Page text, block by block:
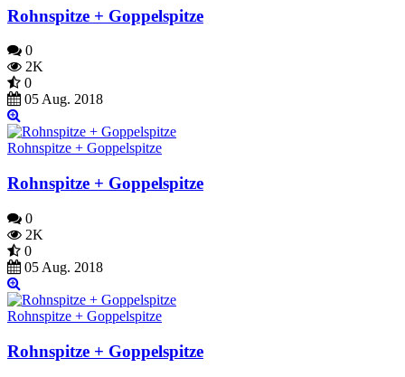
Rohnspitze + Goppelspitze
0
2K
0
05 Aug. 2018
Rohnspitze + Goppelspitze
Rohnspitze + Goppelspitze
0
2K
0
05 Aug. 2018
Rohnspitze + Goppelspitze
Rohnspitze + Goppelspitze